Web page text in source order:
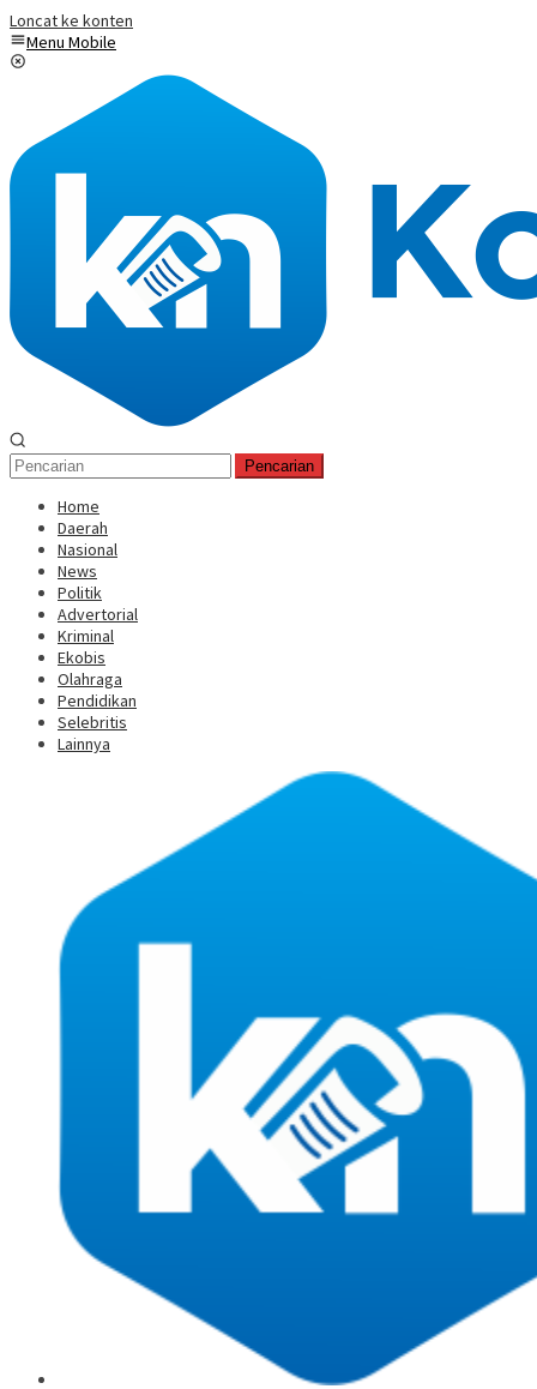
Loncat ke konten
Menu Mobile
Pencarian
Home
Daerah
Nasional
News
Politik
Advertorial
Kriminal
Ekobis
Olahraga
Pendidikan
Selebritis
Lainnya